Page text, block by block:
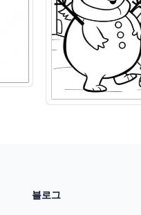
블로그